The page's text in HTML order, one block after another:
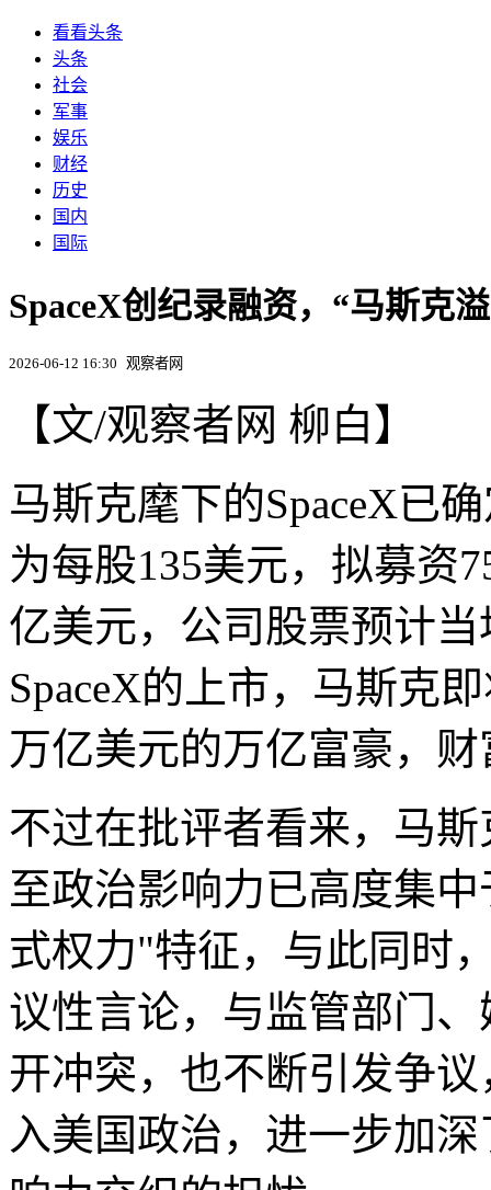
看看头条
头条
社会
军事
娱乐
财经
历史
国内
国际
SpaceX创纪录融资，“马斯克
2026-06-12 16:30 观察者网
【文/观察者网 柳白】
马斯克麾下的SpaceX已
为每股135美元，拟募资
亿美元，公司股票预计
SpaceX的上市，马斯克
万亿美元的万亿富豪，
不过在批评者看来，马
至政治影响力已高度集
式权力"特征，与此同时
议性言论，与监管部门
开冲突，也不断引发争
入美国政治，进一步加